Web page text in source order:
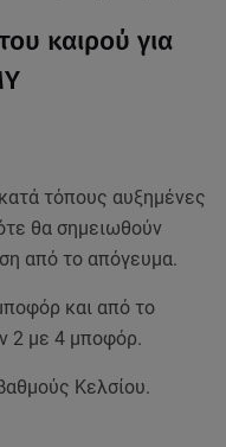
καιρού για
τόπους αυξημένες
θα σημειωθούν
από το απόγευμα.
και από το
2 με 4 μποφόρ.
Κελσίου.